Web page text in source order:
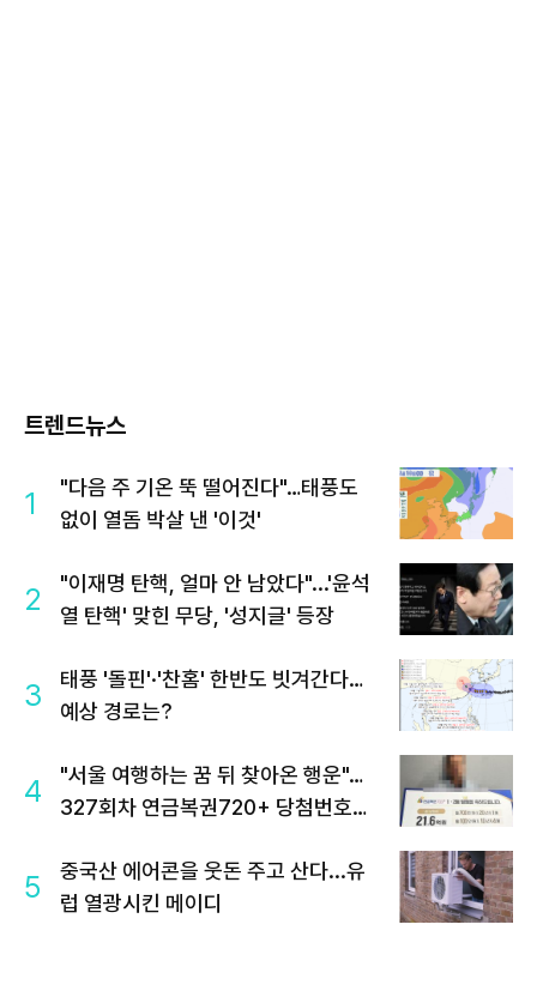
트렌드뉴스
1
"다음 주 기온 뚝 떨어진다"…태풍도
없이 열돔 박살 낸 '이것'
2
"이재명 탄핵, 얼마 안 남았다"...'윤석
열 탄핵' 맞힌 무당, '성지글' 등장
3
태풍 '돌핀'·'찬홈' 한반도 빗겨간다…
예상 경로는?
4
"서울 여행하는 꿈 뒤 찾아온 행운"…
327회차 연금복권720+ 당첨번호조
5
중국산 에어콘을 웃돈 주고 산다...유
럽 열광시킨 메이디